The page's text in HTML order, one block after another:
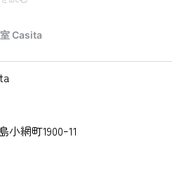
網町1900ｰ11